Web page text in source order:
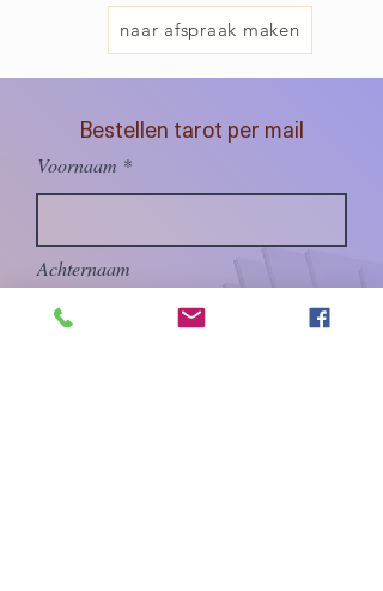
naar afspraak maken
Bestellen tarot per mail
Voornaam
Achternaam